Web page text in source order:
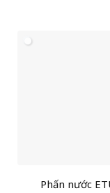
Phấn nước